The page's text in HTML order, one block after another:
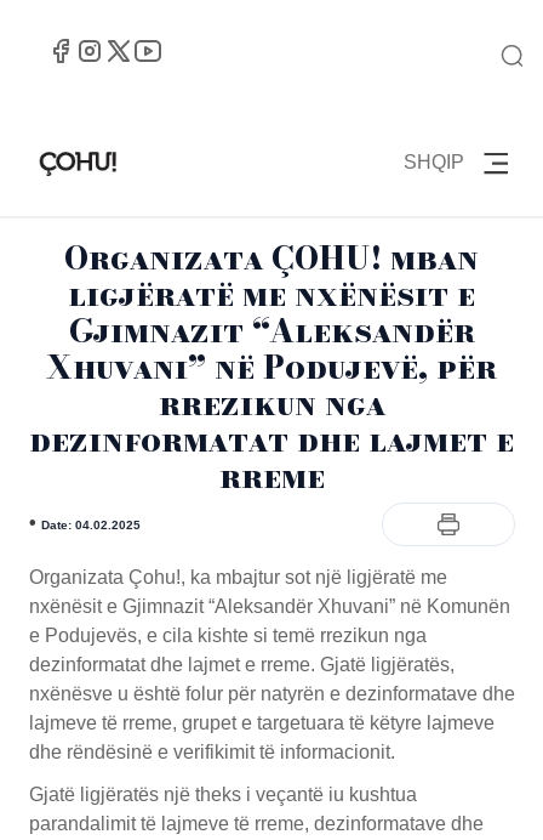
SHQIP
Organizata ÇOHU! mban
ligjëratë me nxënësit e
Gjimnazit “Aleksandër
Xhuvani” në Podujevë, për
rrezikun nga
dezinformatat dhe lajmet e
rreme
• Date: 04.02.2025
Organizata Çohu!, ka mbajtur sot një ligjëratë me
nxënësit e Gjimnazit “Aleksandër Xhuvani” në Komunën
e Podujevës, e cila kishte si temë rrezikun nga
dezinformatat dhe lajmet e rreme. Gjatë ligjëratës,
nxënësve u është folur për natyrën e dezinformatave dhe
lajmeve të rreme, grupet e targetuara të këtyre lajmeve
dhe rëndësinë e verifikimit të informacionit.
Gjatë ligjëratës një theks i veçantë iu kushtua
parandalimit të lajmeve të rreme, dezinformatave dhe